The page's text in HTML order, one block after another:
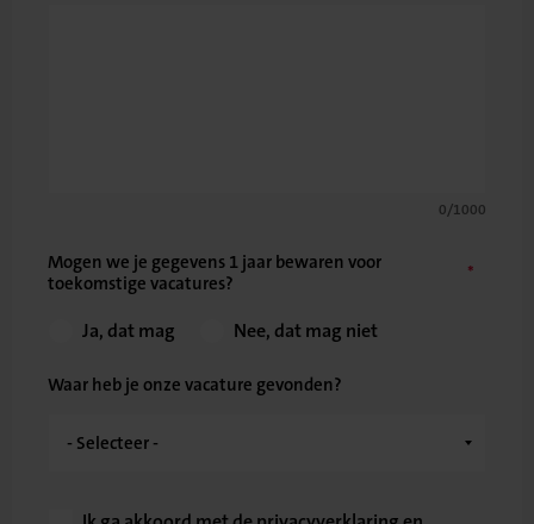
0/1000
Mogen we je gegevens 1 jaar bewaren voor
toekomstige vacatures?
Ja, dat mag Nee, dat mag niet
Waar heb je onze vacature gevonden?